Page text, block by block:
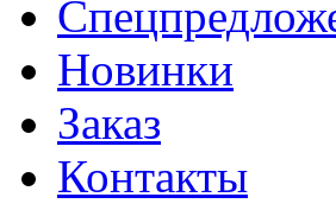
Новинки
Заказ
Контакты